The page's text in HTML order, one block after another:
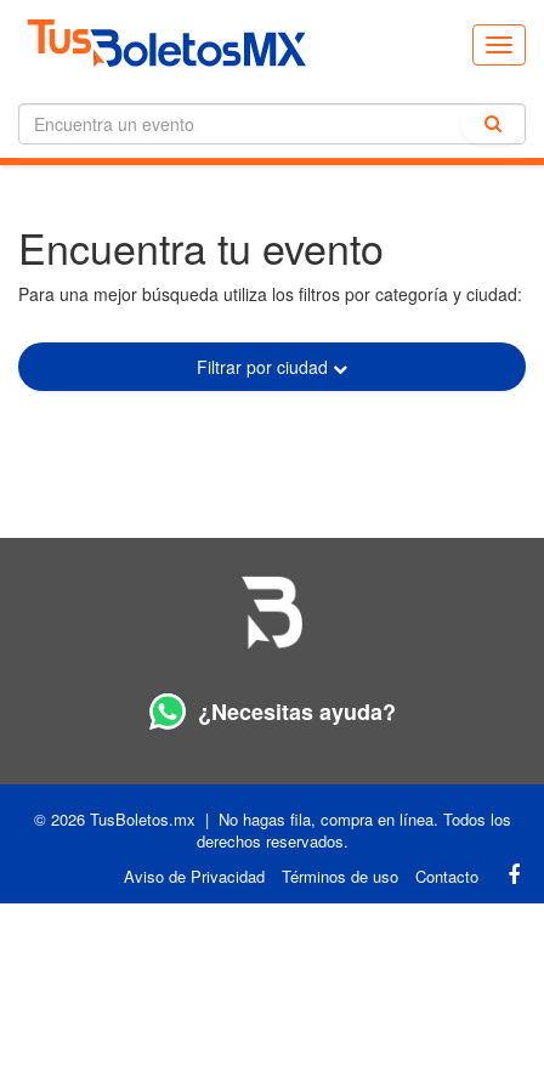
Encuentra tu evento
Para una mejor búsqueda utiliza los filtros por categoría y ciudad:
Filtrar por ciudad
¿Necesitas ayuda?
© 2026 TusBoletos.mx | No hagas fila, compra en línea. Todos los
derechos reservados.
Aviso de Privacidad
Términos de uso Contacto